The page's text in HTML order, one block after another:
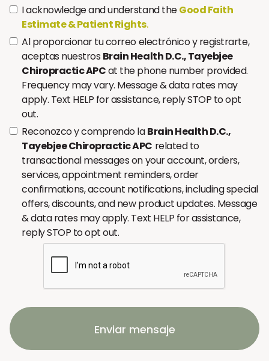
I acknowledge and understand theGood Faith
Estimate & Patient Rights.
Al proporcionar tu correo electrónico y registrarte,
aceptas nuestros Brain Health D.C., Tayebjee
Chiropractic APCat the phone number provided.
Frequency may vary. Message & data rates may
apply. Text HELP for assistance, reply STOP to opt
out.
Reconozco y comprendo laBrain Health D.C.,
Tayebjee Chiropractic APC related to
transactional messages on your account, orders,
services, appointment reminders, order
confirmations, account notifications, including special
offers, discounts, and new product updates. Message
& data rates may apply. Text HELP for assistance,
reply STOP to opt out.
Enviar mensaje